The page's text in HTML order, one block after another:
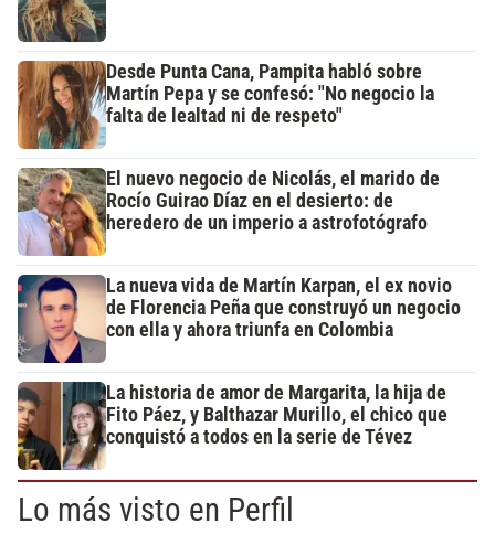
Desde Punta Cana, Pampita habló sobre
Martín Pepa y se confesó: "No negocio la
falta de lealtad ni de respeto"
El nuevo negocio de Nicolás, el marido de
Rocío Guirao Díaz en el desierto: de
heredero de un imperio a astrofotógrafo
La nueva vida de Martín Karpan, el ex novio
de Florencia Peña que construyó un negocio
con ella y ahora triunfa en Colombia
La historia de amor de Margarita, la hija de
Fito Páez, y Balthazar Murillo, el chico que
conquistó a todos en la serie de Tévez
Lo más visto en Perfil